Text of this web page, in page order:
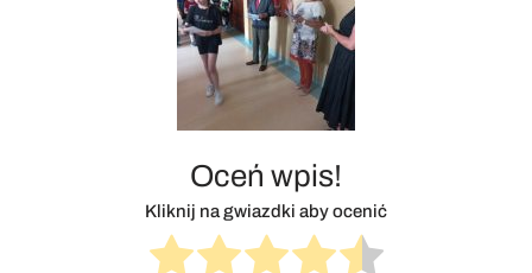
Oceń wpis!
Kliknij na gwiazdki aby ocenić